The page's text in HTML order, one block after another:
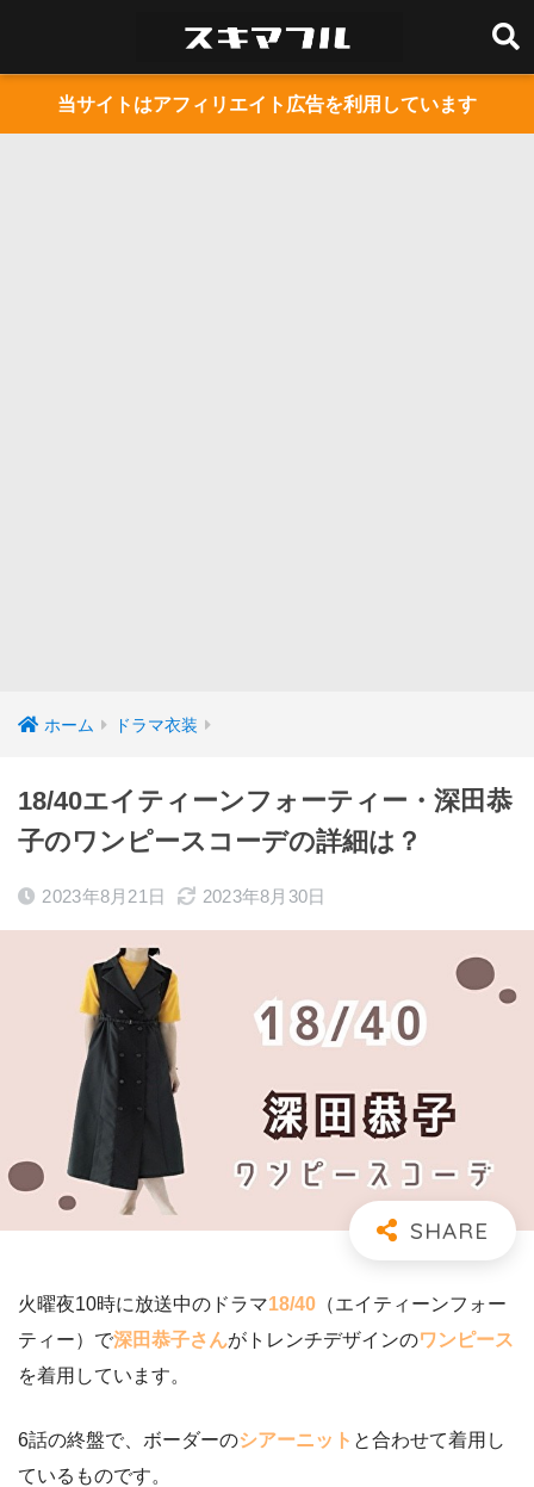
当サイトはアフィリエイト広告を利用しています
ホーム ドラマ衣装
18/40エイティーンフォーティー・深田恭
子のワンピースコーデの詳細は？
2023年8月21日 2023年8月30日
火曜夜10時に放送中のドラマ18/40 （エイティーンフォー
ティー）で深田恭子さんがトレンチデザインのワンピース
を着用しています。
6話の終盤で、ボーダーのシアーニット と合わせて着用し
ているものです。